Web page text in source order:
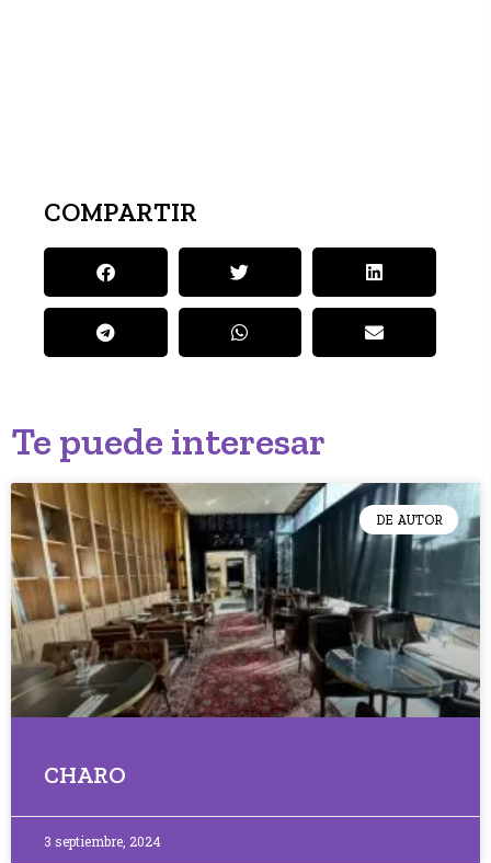
COMPARTIR
Te puede interesar
DE AUTOR
CHARO
3 septiembre, 2024